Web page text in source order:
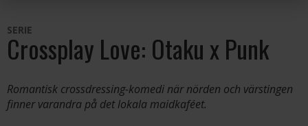
SERIE
Crossplay Love: Otaku x Punk
Romantisk crossdressing-komedi när nörden och värstingen
finner varandra på det lokala maidkaféet.